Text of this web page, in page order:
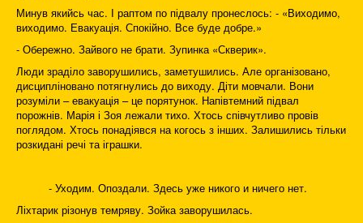
Минув якийсь час. І раптом по підвалу пронеслось: - «Виходимо,
виходимо. Евакуація. Спокійно. Все буде добре.»
- Обережно. Зайвого не брати. Зупинка «Скверик».
Люди зраділо заворушились, заметушились. Але організовано,
дисципліновано потягнулись до виходу. Діти мовчали. Вони
розуміли – евакуація – це порятунок. Напівтемний підвал
порожнів. Марія і Зоя лежали тихо. Хтось співчутливо провів
поглядом. Хтось понадіявся на когось з інших. Залишились тільки
розкидані речі та іграшки.
- Уходим. Опоздали. Здесь уже никого и ничего нет.
Ліхтарик різонув темряву. Зойка заворушилась.